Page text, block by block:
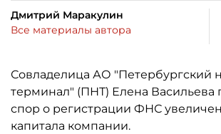
Дмитрий Маракулин
Все материалы автора
Совладелица АО "Петербургский
терминал" (ПНТ) Елена Васильева
спор о регистрации ФНС
капитала компании.